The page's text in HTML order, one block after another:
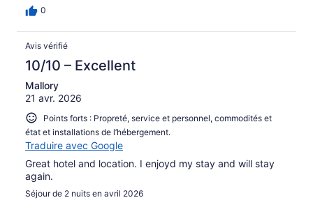
0
Avis vérifié
10/10 – Excellent
Mallory
21 avr. 2026
Points forts : Propreté, service et personnel, commodités et
état et installations de l’hébergement.
Traduire avec Google
Great hotel and location. I enjoyd my stay and will stay
again.
Séjour de 2 nuits en avril 2026